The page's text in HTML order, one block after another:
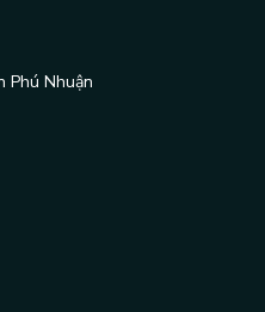
Phú Nhuận